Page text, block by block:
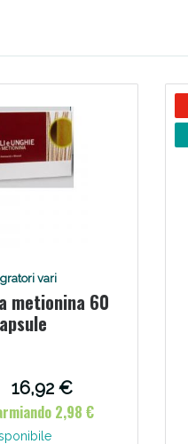
vari
metionina 60
16,92 €
2,98 €
oggi!